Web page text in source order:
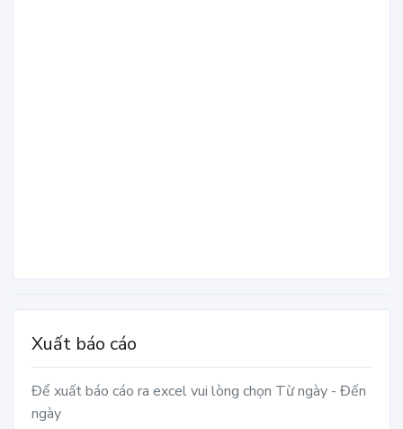
Xuất báo cáo
Để xuất báo cáo ra excel vui lòng chọn Từ ngày - Đến
ngày